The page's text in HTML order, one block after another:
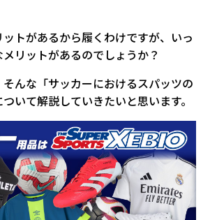
トがあるから履くわけですが、いっ
リットがあるのでしょうか？
んな「サッカーにおけるスパッツの
いて解説していきたいと思います。